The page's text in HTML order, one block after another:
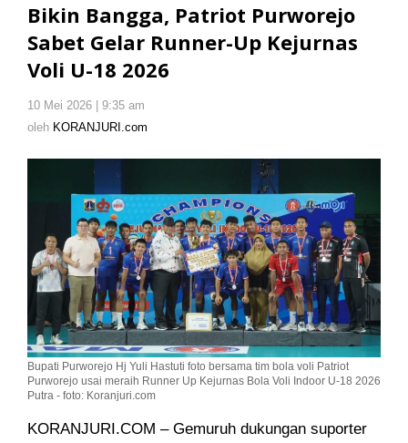
Purworejo
Sabet
U-
2026
Bikin Bangga, Patriot Purworejo
Sabet Gelar Runner-Up Kejurnas
Voli U-18 2026
10 Mei 2026 | 9:35 am
oleh KORANJURI.com
Bupati Purworejo Hj Yuli Hastuti foto bersama tim bola voli Patriot
Purworejo usai meraih Runner Up Kejurnas Bola Voli Indoor U-18 2026
Putra - foto: Koranjuri.com
KORANJURI.COM – Gemuruh dukungan suporter